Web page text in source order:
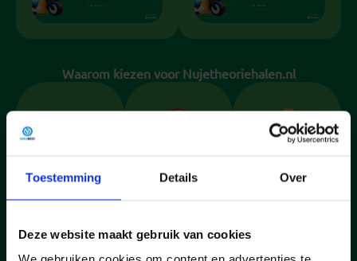
Toestemming Details Over
Deze website maakt gebruik van cookies
Waarom kiezen voor Nujetheoriehalen.nl
één keer
hoogte
het CBR
he
Snel &
g